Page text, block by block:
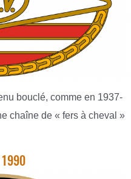
bouclé, comme en 1937-
chaîne de « fers à cheval »